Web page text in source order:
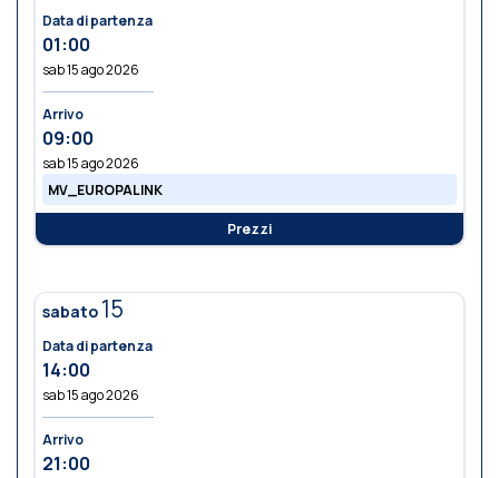
Data di partenza
01:00
sab 15 ago 2026
Arrivo
09:00
sab 15 ago 2026
MV_EUROPALINK
Prezzi
sabato 15
Data di partenza
14:00
sab 15 ago 2026
Arrivo
21:00